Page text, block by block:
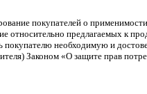
покупателей о применимости
относительно предлагаемых к
покупателю необходимую и
Законом «О защите прав